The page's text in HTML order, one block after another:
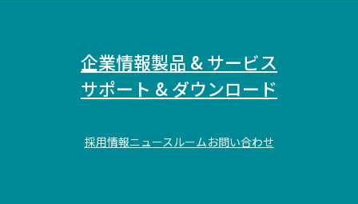
企業情報製品 & サービス
サポート & ダウンロード
採用情報ニュースルームお問い合わせ